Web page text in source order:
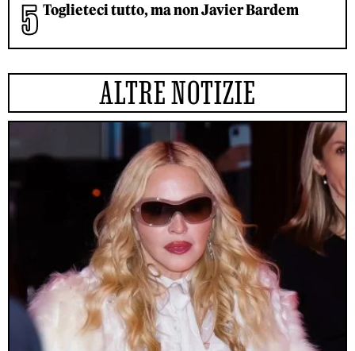
Toglieteci tutto, ma non Javier Bardem
ALTRE NOTIZIE